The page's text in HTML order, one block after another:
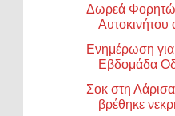
Δωρεά
Ενημέρωση
Εβδομάδα
Σοκ στη
βρέθηκε